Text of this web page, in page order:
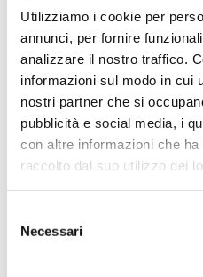
Utilizziamo i cookie per
annunci, per fornire
analizzare il nostro traffico.
informazioni sul modo in cui
nostri partner che si
pubblicità e social media, i
con altre informazioni che
raccolto dal suo utilizzo dei
delNecessari